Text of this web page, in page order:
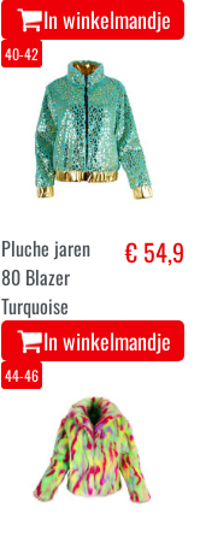
In winkelmandje
40-42
Pluche jaren
80 Blazer
Turquoise
€ 54,9
In winkelmandje
44-46